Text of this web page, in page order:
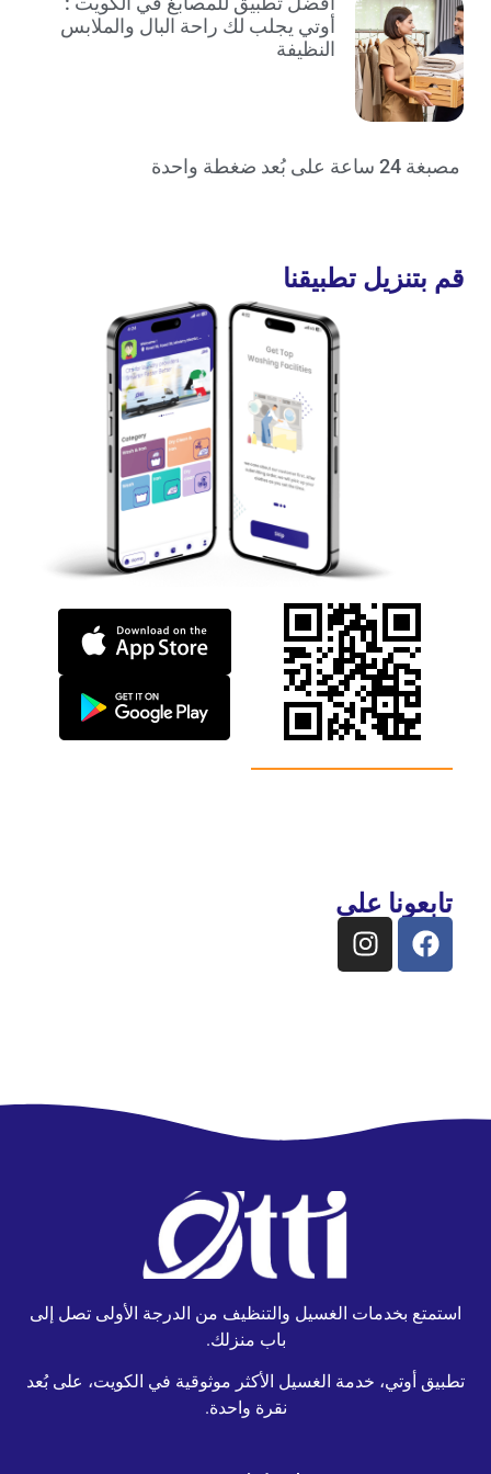
أوتي يجلب لك راحة البال والملابس
النظيفة
مصبغة 24 ساعة على بُعد ضغطة واحدة
قم بتنزيل تطبيقنا
تابعونا على
استمتع بخدمات الغسيل والتنظيف من الدرجة الأولى تصل إلى
باب منزلك.
تطبيق أوتي، خدمة الغسيل الأكثر موثوقية في الكويت، على بُعد
نقرة واحدة.